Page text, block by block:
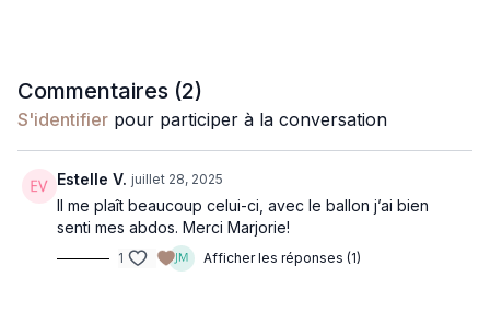
réalisé allongé, avec des positions variées du ballon pour
s’adapter aux objectifs de chaque mouvement.
Matériel :Over Ball
Commentaires (2)
S'identifier pour participer à la conversation
Estelle V. juillet 28, 2025
Il me plaît beaucoup celui-ci, avec le ballon j’ai bien
senti mes abdos. Merci Marjorie!
1 Afficher les réponses (1)